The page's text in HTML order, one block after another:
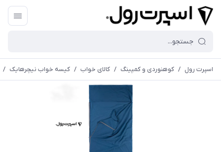
اسپرت رول / کوهنوردی و کمپینگ / کالای خواب / کیسه خواب نیچرهایک /